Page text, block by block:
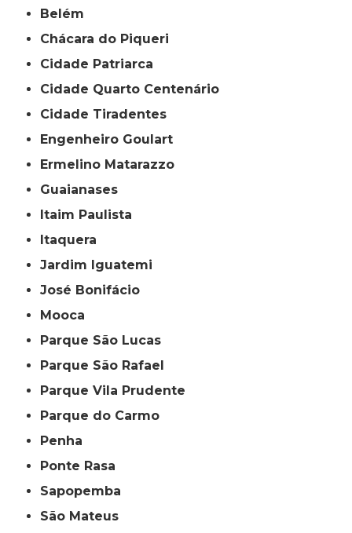
Belém
Chácara do Piqueri
Cidade Patriarca
Cidade Quarto Centenário
Cidade Tiradentes
Engenheiro Goulart
Ermelino Matarazzo
Guaianases
Itaim Paulista
Itaquera
Jardim Iguatemi
José Bonifácio
Mooca
Parque São Lucas
Parque São Rafael
Parque Vila Prudente
Parque do Carmo
Penha
Ponte Rasa
Sapopemba
São Mateus